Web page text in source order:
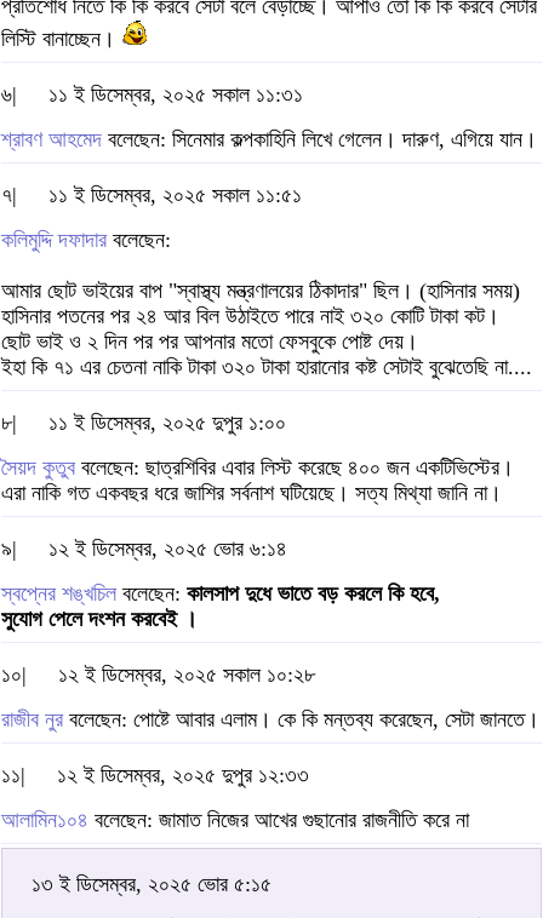
প্রতিশোধ নিতে কি কি করবে সেটা বলে বেড়াচ্ছে। আপাও তো কি কি করবে সেটার
লিস্টি বানাচ্ছেন।
৬|
১১ ই ডিসেম্বর, ২০২৫ সকাল ১১:৩১
শ্রাবণ আহমেদ বলেছেন: সিনেমার কল্পকাহিনি লিখে গেলেন। দারুণ, এগিয়ে যান।
৭|
১১ ই ডিসেম্বর, ২০২৫ সকাল ১১:৫১
কলিমুদ্দি দফাদার বলেছেন:
আমার ছোট ভাইয়ের বাপ "স্বাস্থ্য মন্ত্রণালয়ের ঠিকাদার" ছিল। (হাসিনার সময়)
হাসিনার পতনের পর ২৪ আর বিল উঠাইতে পারে নাই ৩২০ কোটি টাকা কট।
ছোট ভাই ও ২ দিন পর পর আপনার মতো ফেসবুকে পোষ্ট দেয়।
ইহা কি ৭১ এর চেতনা নাকি টাকা ৩২০ টাকা হারানোর কষ্ট সেটাই বুঝেতেছি না....
৮|
১১ ই ডিসেম্বর, ২০২৫ দুপুর ১:০০
সৈয়দ কুতুব বলেছেন: ছাত্রশিবির এবার লিস্ট করেছে ৪০০ জন একটিভিস্টের।
এরা নাকি গত একবছর ধরে জাশির সর্বনাশ ঘটিয়েছে। সত্য মিথ্যা জানি না।
৯|
১২ ই ডিসেম্বর, ২০২৫ ভোর ৬:১৪
স্বপ্নের শঙ্খচিল বলেছেন: কালসাপ দুধে ভাতে বড় করলে কি হবে,
সুযোগ পেলে দংশন করবেই ।
১০|
১২ ই ডিসেম্বর, ২০২৫ সকাল ১০:২৮
রাজীব নুর বলেছেন: পোষ্টে আবার এলাম। কে কি মন্তব্য করেছেন, সেটা জানতে।
১১|
১২ ই ডিসেম্বর, ২০২৫ দুপুর ১২:৩৩
আলামিন১০৪ বলেছেন: জামাত নিজের আখের গুছানোর রাজনীতি করে না
১৩ ই ডিসেম্বর, ২০২৫ ভোর ৫:১৫